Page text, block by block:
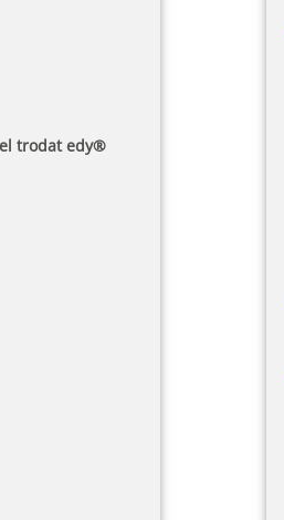
trodat edy®